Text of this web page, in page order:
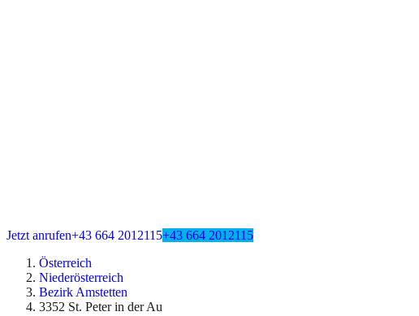
Jetzt anrufen+43 664 2012115+43 664 2012115
Österreich
Niederösterreich
Bezirk Amstetten
3352 St. Peter in der Au